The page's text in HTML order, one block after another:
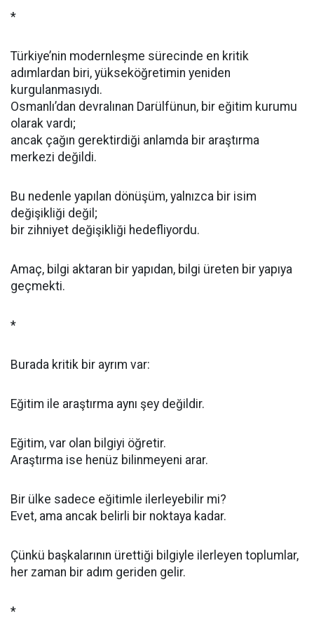
*
Türkiye’nin modernleşme sürecinde en kritik
adımlardan biri, yükseköğretimin yeniden
kurgulanmasıydı.
Osmanlı’dan devralınan Darülfünun, bir eğitim kurumu
olarak vardı;
ancak çağın gerektirdiği anlamda bir araştırma
merkezi değildi.
Bu nedenle yapılan dönüşüm, yalnızca bir isim
değişikliği değil;
bir zihniyet değişikliği hedefliyordu.
Amaç, bilgi aktaran bir yapıdan, bilgi üreten bir yapıya
geçmekti.
*
Burada kritik bir ayrım var:
Eğitim ile araştırma aynı şey değildir.
Eğitim, var olan bilgiyi öğretir.
Araştırma ise henüz bilinmeyeni arar.
Bir ülke sadece eğitimle ilerleyebilir mi?
Evet, ama ancak belirli bir noktaya kadar.
Çünkü başkalarının ürettiği bilgiyle ilerleyen toplumlar,
her zaman bir adım geriden gelir.
*